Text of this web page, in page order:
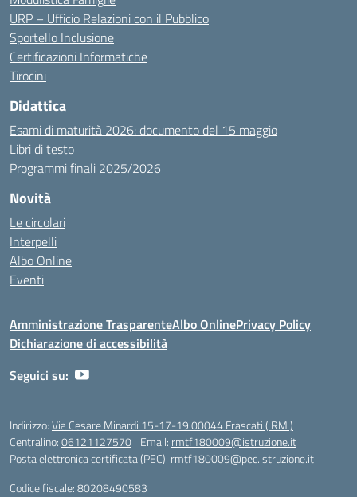
URP – Ufficio Relazioni con il Pubblico
Sportello Inclusione
Certificazioni Informatiche
Tirocini
Didattica
Esami di maturità 2026: documento del 15 maggio
Libri di testo
Programmi finali 2025/2026
Novità
Le circolari
Interpelli
Albo Online
Eventi
Amministrazione TrasparenteAlbo OnlinePrivacy Policy
Dichiarazione di accessibilità
Seguici su:
Indirizzo:Via Cesare Minardi 15-17-19 00044 Frascati ( RM )
Centralino:06121127570 Email: rmtf180009@istruzione.it
Posta elettronica certificata (PEC): rmtf180009@pec.istruzione.it
Codice fiscale: 80208490583